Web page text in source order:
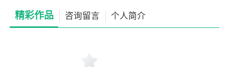
精彩作品 咨询留言 个人简介